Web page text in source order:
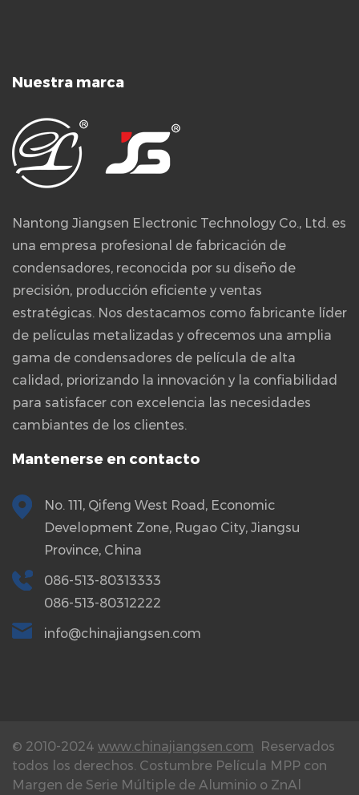
Nuestra marca
Nantong Jiangsen Electronic Technology Co., Ltd. es
una empresa profesional de fabricación de
condensadores, reconocida por su diseño de
precisión, producción eficiente y ventas
estratégicas. Nos destacamos como fabricante líder
de películas metalizadas y ofrecemos una amplia
gama de condensadores de película de alta
calidad, priorizando la innovación y la confiabilidad
para satisfacer con excelencia las necesidades
cambiantes de los clientes.
Mantenerse en contacto
No. 111, Qifeng West Road, Economic
Development Zone, Rugao City, Jiangsu
Province, China
086-513-80313333
086-513-80312222
info@chinajiangsen.com
© 2010-2024 www.chinajiangsen.com Reservados
todos los derechos. Costumbre Película MPP con
Margen de Serie Múltiple de Aluminio o ZnAl